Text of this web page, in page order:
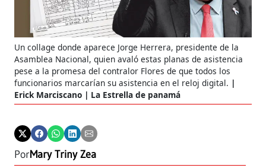
Un collage donde aparece Jorge Herrera, presidente de la
Asamblea Nacional, quien avaló estas planas de asistencia
pese a la promesa del contralor Flores de que todos los
funcionarios marcarían su asistencia en el reloj digital.
Erick Marciscano | La Estrella de panamá
PorMary Triny Zea